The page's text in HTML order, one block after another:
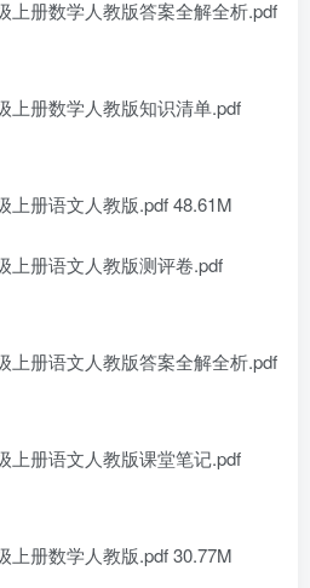
册数学人教版答案全解全析.pdf
册数学人教版知识清单.pdf
册语文人教版.pdf 48.61M
册语文人教版测评卷.pdf
册语文人教版答案全解全析.pdf
册语文人教版课堂笔记.pdf
册数学人教版.pdf 30.77M